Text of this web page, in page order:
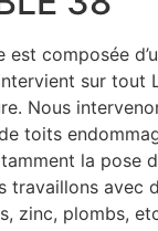
est composée
sur tout
Nous
toits
la pose
travaillons avec
zinc, plombs,